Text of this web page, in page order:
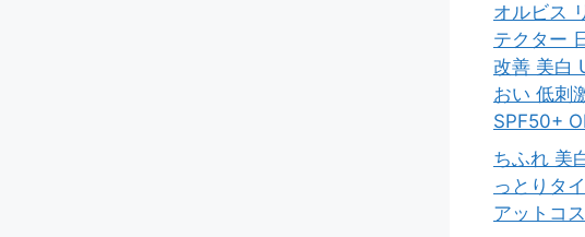
オルビス
テクター
改善 美白
おい 低刺
SPF50+
ちふれ 美
っとりタ
アットコ